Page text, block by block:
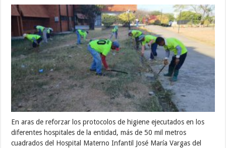
En aras de reforzar los protocolos de higiene ejecutados en los
diferentes hospitales de la entidad, más de 50 mil metros
cuadrados del Hospital Materno Infantil José María Vargas del